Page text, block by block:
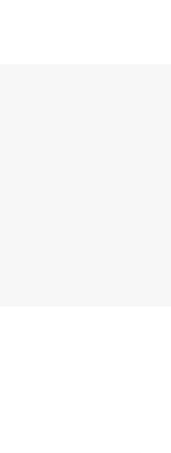
пряжкой с